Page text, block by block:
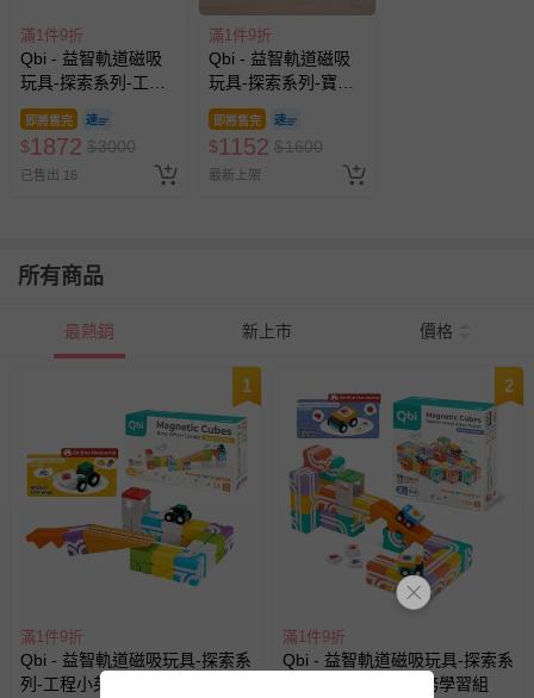
滿1件9折
Qbi - 益智軌道磁吸
玩具-探索系列-工程
小英雄：軌道練習組
即將售完
$1872 $3000
已售出 16
滿1件9折
Qbi - 益智軌道磁吸
玩具-探索系列-寶寶
看世界：感官啟蒙組
即將售完
$1152 $1600
最新上架
所有商品
最熱銷 新上市 價格
1
滿1件9折
Qbi - 益智軌道磁吸玩具-探索系
列-工程小英雄：軌道練習組
2
滿1件9折
Qbi - 益智軌道磁吸玩具-探索系
列-小小送貨員：任務學習組